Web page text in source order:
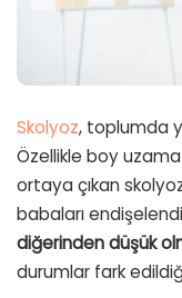
Skolyoz, toplumda
Özellikle boy
ortaya çıkan
babaları
diğerinden düşük
durumlar fark